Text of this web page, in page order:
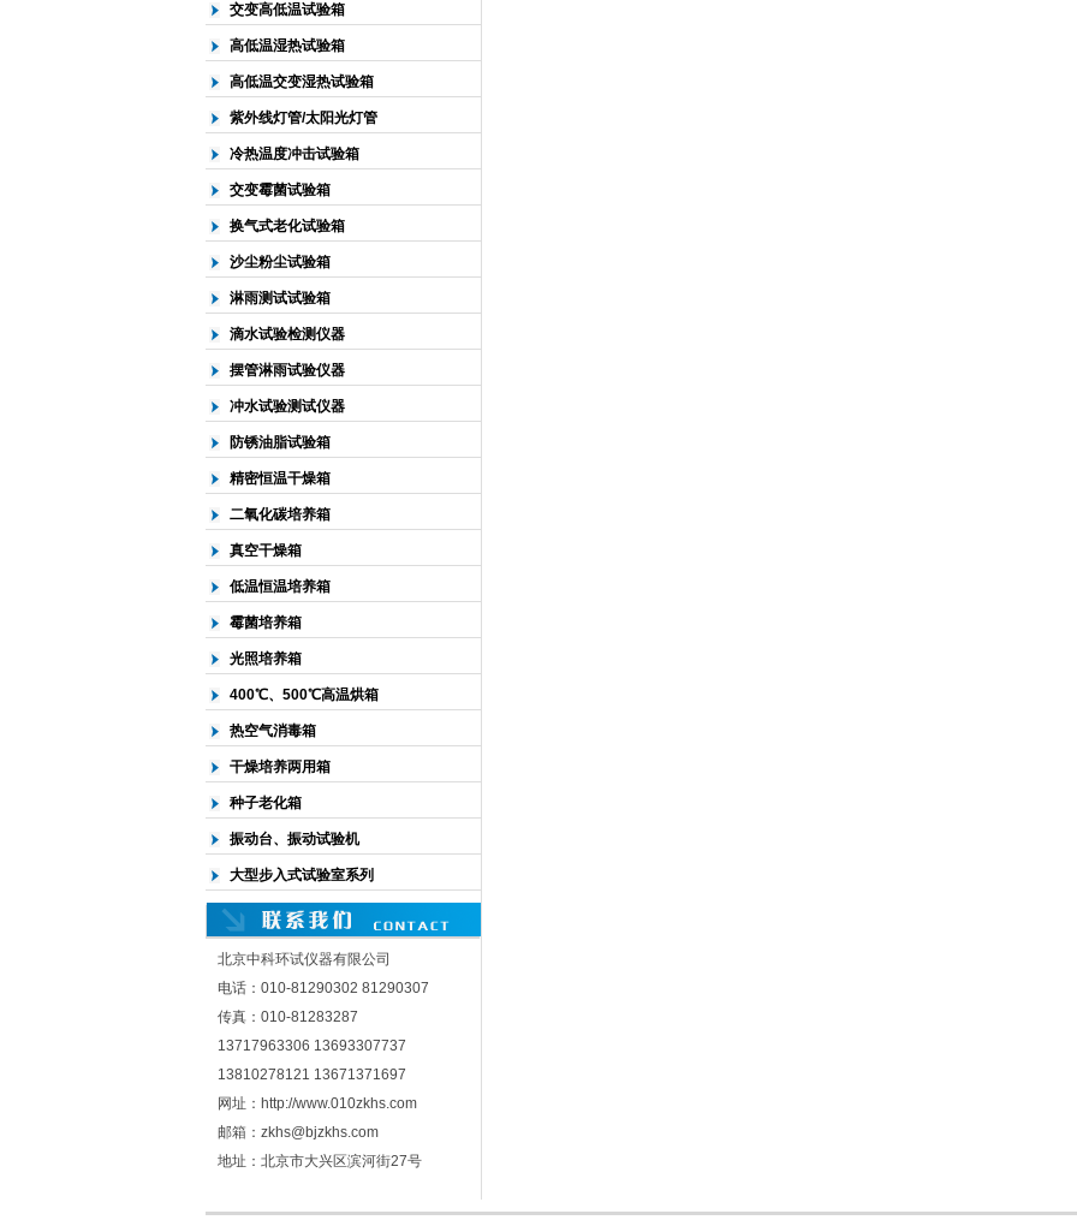
交变高低温试验箱
高低温湿热试验箱
高低温交变湿热试验箱
紫外线灯管/太阳光灯管
冷热温度冲击试验箱
交变霉菌试验箱
换气式老化试验箱
沙尘粉尘试验箱
淋雨测试试验箱
滴水试验检测仪器
摆管淋雨试验仪器
冲水试验测试仪器
防锈油脂试验箱
精密恒温干燥箱
二氧化碳培养箱
真空干燥箱
低温恒温培养箱
霉菌培养箱
光照培养箱
400℃、500℃高温烘箱
热空气消毒箱
干燥培养两用箱
种子老化箱
振动台、振动试验机
大型步入式试验室系列
北京中科环试仪器有限公司
电话：010-81290302 81290307
传真：010-81283287
13717963306 13693307737
13810278121 13671371697
网址：http://www.010zkhs.com
邮箱：zkhs@bjzkhs.com
地址：北京市大兴区滨河街27号